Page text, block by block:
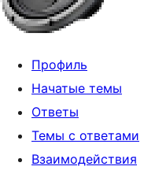
Профиль
Начатые темы
Ответы
Темы с ответами
Взаимодействия